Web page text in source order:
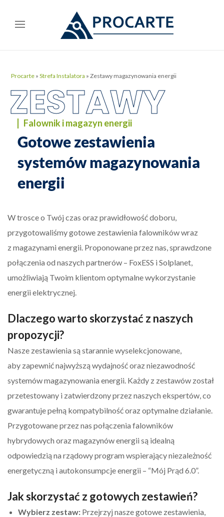
Procarte »Strefa Instalatora »Zestawy magazynowania energii
Falownik i magazyn energii
Gotowe zestawienia
systemów magazynowania
energii
ZESTAWY
W trosce o Twój czas oraz prawidłowość doboru,
przygotowaliśmy gotowe zestawienia falowników wraz
z magazynami energii. Proponowane przez nas, sprawdzone
połączenia od naszych partnerów – FoxESS i Solplanet,
umożliwiają Twoim klientom optymalne wykorzystanie
energii elektrycznej.
Dlaczego warto skorzystać z naszych
propozycji?
Nasze zestawienia są starannie wyselekcjonowane,
aby zapewnić najwyższą wydajność oraz niezawodność
systemów magazynowania energii. Każdy z zestawów został
przetestowany i zatwierdzony przez naszych ekspertów, co
gwarantuje pełną kompatybilność oraz optymalne działanie.
Przygotowane przez nas połączenia falowników
hybrydowych oraz magazynów energii są idealną
odpowiedzią na rządowy program wspierający niezależność
energetyczną i autokonsumpcje energii – “Mój Prąd 6.0”.
Jak skorzystać z gotowych zestawień?
Wybierz zestaw:Przejrzyj nasze gotowe zestawienia,